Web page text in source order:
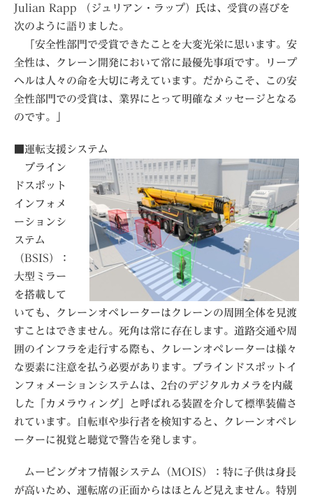
Julian Rapp （ジュリアン・ラップ）氏は、受賞の喜びを
次のように語りました。
「安全性部門で受賞できたことを大変光栄に思います。安
全性は、クレーン開発において常に最優先事項です。リープ
ヘルは人々の命を大切に考えています。だからこそ、この安
全性部門での受賞は、業界にとって明確なメッセージとなる
のです。」
■運転支援システム
ブライン
ドスポット
インフォメ
ーションシ
ステム
（BSIS）：
大型ミラー
を搭載して
いても、クレーンオペレーターはクレーンの周囲全体を見渡
すことはできません。死角は常に存在します。道路交通や周
囲のインフラを走行する際も、クレーンオペレーターは様々
な要素に注意を払う必要があります。ブラインドスポットイ
ンフォメーションシステムは、2台のデジタルカメラを内蔵
した「カメラウィング」と呼ばれる装置を介して標準装備さ
れています。自転車や歩行者を検知すると、クレーンオペレ
ーターに視覚と聴覚で警告を発します。
ムービングオフ情報システム（MOIS）：特に子供は身長
が高いため、運転席の正面からはほとんど見えません。特別